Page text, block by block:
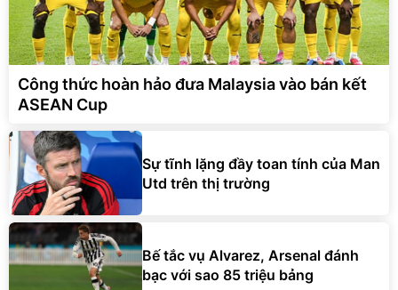
Công thức hoàn hảo đưa Malaysia vào bán kết
ASEAN Cup
Sự tĩnh lặng đầy toan tính của Man
Utd trên thị trường
Bế tắc vụ Alvarez, Arsenal đánh
bạc với sao 85 triệu bảng